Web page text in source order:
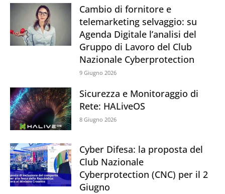
Cambio di fornitore e
telemarketing selvaggio: su
Agenda Digitale l’analisi del
Gruppo di Lavoro del Club
Nazionale Cyberprotection
9 Giugno 2026
Sicurezza e Monitoraggio di
Rete: HALiveOS
8 Giugno 2026
Cyber Difesa: la proposta del
Club Nazionale
Cyberprotection (CNC) per il 2
Giugno